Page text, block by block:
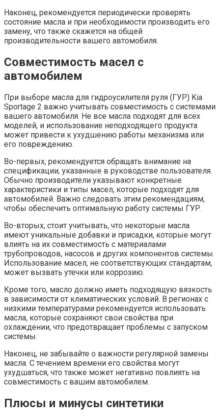
Наконец, рекомендуется периодически проверять
состояние масла и при необходимости производить его
замену, что также скажется на общей
производительности вашего автомобиля.
Совместимость масел с
автомобилем
При выборе масла для гидроусилителя руля (ГУР) Kia
Sportage 2 важно учитывать совместимость с системами
вашего автомобиля. Не все масла подходят для всех
моделей, и использование неподходящего продукта
может привести к ухудшению работы механизма или
его повреждению.
Во-первых, рекомендуется обращать внимание на
спецификации, указанные в руководстве пользователя.
Обычно производители указывают конкретные
характеристики и типы масел, которые подходят для
автомобилей. Важно следовать этим рекомендациям,
чтобы обеспечить оптимальную работу системы ГУР.
Во-вторых, стоит учитывать, что некоторые масла
имеют уникальные добавки и присадки, которые могут
влиять на их совместимость с материалами
трубопроводов, насосов и других компонентов системы.
Использование масел, не соответствующих стандартам,
может вызвать утечки или коррозию.
Кроме того, масло должно иметь подходящую вязкость
в зависимости от климатических условий. В регионах с
низкими температурами рекомендуется использовать
масла, которые сохраняют свои свойства при
охлаждении, что предотвращает проблемы с запуском
системы.
Наконец, не забывайте о важности регулярной замены
масла. С течением времени его свойства могут
ухудшаться, что также может негативно повлиять на
совместимость с вашим автомобилем.
Плюсы и минусы синтетики